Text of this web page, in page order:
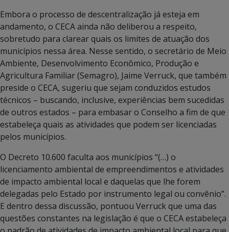
Embora o processo de descentralização já esteja em
andamento, o CECA ainda não deliberou a respeito,
sobretudo para clarear quais os limites de atuação dos
municípios nessa área. Nesse sentido, o secretário de Meio
Ambiente, Desenvolvimento Econômico, Produção e
Agricultura Familiar (Semagro), Jaime Verruck, que também
preside o CECA, sugeriu que sejam conduzidos estudos
técnicos – buscando, inclusive, experiências bem sucedidas
de outros estados – para embasar o Conselho a fim de que
estabeleça quais as atividades que podem ser licenciadas
pelos municípios.
O Decreto 10.600 faculta aos municípios “(…) o
licenciamento ambiental de empreendimentos e atividades
de impacto ambiental local e daquelas que lhe forem
delegadas pelo Estado por instrumento legal ou convênio”.
E dentro dessa discussão, pontuou Verruck que uma das
questões constantes na legislação é que o CECA estabeleça